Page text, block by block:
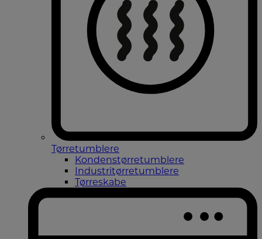
Tørretumblere
Kondenstørretumblere
Industritørretumblere
Tørreskabe